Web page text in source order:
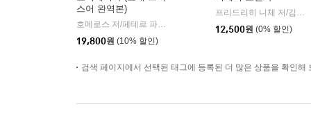
스어 완역본)
| 현대지성
19,800원 (10% 할인)
12,500원 (0% 할인)
검색 페이지에서 선택된 태그에 등록된 더 많은 상품을 확인해